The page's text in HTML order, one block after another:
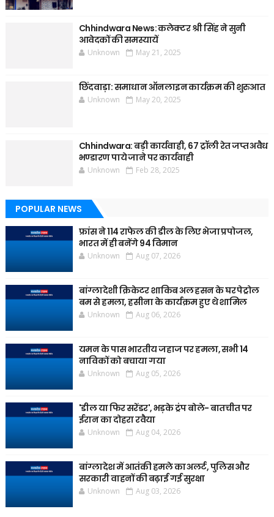
Chhindwara News: कलेक्टर श्री सिंह ने सुनी
आवेदकों की समस्यायें
Unknown May 21, 2025
छिंदवाड़ा: समाधान ऑनलाइन कार्यक्रम की शुरुआत
Unknown May 20, 2025
Chhindwara: बड़ी कार्यवाही, 67 ट्रॉली रेत जप्त अवैध
भण्डारण पाये जाने पर कार्यवाही
Unknown Feb 28, 2025
POPULAR NEWS
फ्रांस ने 114 राफेल की डील के लिए भेजा प्रपोजल,
भारत में ही बनेंगे 94 विमान
Unknown Aug 07, 2026
बांग्लादेशी क्रिकेटर शाकिब अल हसन के घर पेट्रोल
बम से हमला, हसीना के कार्यक्रम हुए थे शामिल
Unknown Aug 06, 2026
यमन के पास भारतीय जहाज पर हमला, सभी 14
नाविकों को बचाया गया
Unknown Aug 05, 2026
'डील या फिर सरेंडर', भड़के ट्रंप बोले- बातचीत पर
ईरान का दोहरा रवैया
Unknown Aug 04, 2026
बांग्लादेश में आतंकी हमले का अलर्ट, पुलिस और
सरकारी वाहनों की बढ़ाई गई सुरक्षा
Unknown Aug 03, 2026